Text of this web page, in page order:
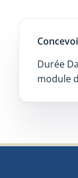
Durée
module